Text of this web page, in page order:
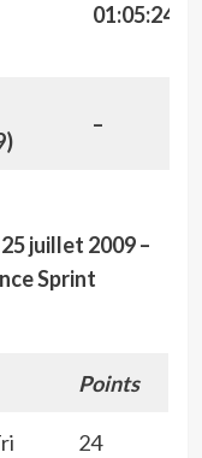
01:05:24
–
juillet 2009 –
Sprint
Points
24